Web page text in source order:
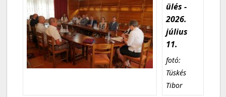
ülés -
2026.
július
11.
fotó:
Tüskés
Tibor